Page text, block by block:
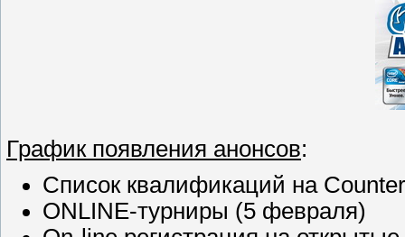
График появления анонсов:
Список квалификаций на
ONLINE-турниры (5 февраля)